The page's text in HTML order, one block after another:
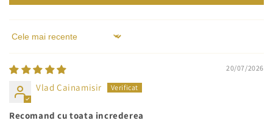
Sort by
20/07/2026
Vlad Cainamisir
Recomand cu toata increderea